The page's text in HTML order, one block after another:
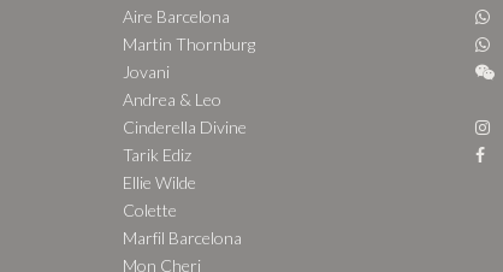
Aire Barcelona
Martin Thornburg
Jovani
Andrea & Leo
Cinderella Divine
Tarik Ediz
Ellie Wilde
Colette
Marfil Barcelona
Mon Cheri